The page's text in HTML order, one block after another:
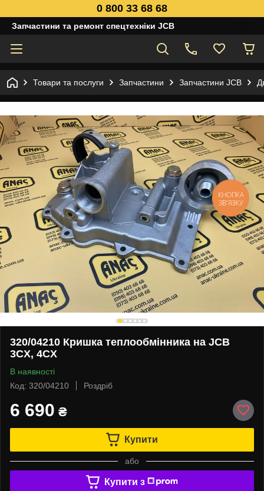
0 800 33 68 68
Запчастини та ремонт спецтехніки JCB
Товари та послуги Запчастини Запчастини JCB
320/04210 Кришка теплообмінника на JCB
3CX, 4CX
В наявності
Код: 320/04210
Роздріб
6 690 ₴
Купити
або
Купити з
КНОПКА
ЗВ'ЯЗКУ